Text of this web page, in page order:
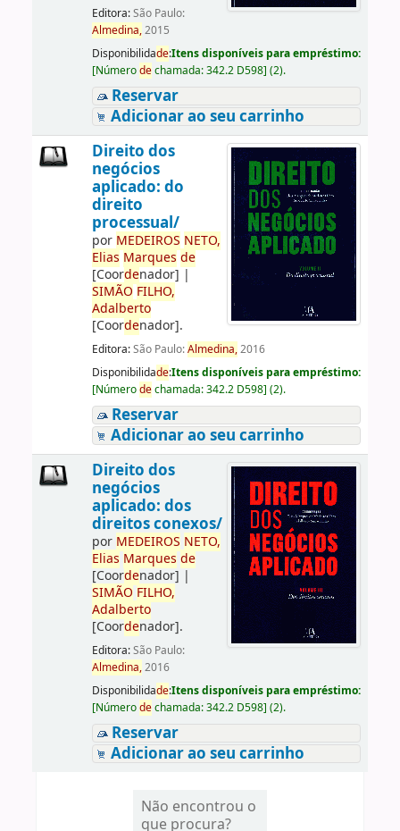
Editora:São Paulo:
Almedina,2015
Disponibilidade:Itens disponíveis para empréstimo:
[Númerodechamada:342.2 D598] (2).
Reservar
Adicionar ao seu carrinho
Direito dos
negócios
aplicado: do
direito
processual/
por MEDEIROS NETO,
Elias Marques de
[Coordenador] |
SIMÃO FILHO,
Adalberto
[Coordenador].
Editora:São Paulo:Almedina,2016
Disponibilidade:Itens disponíveis para empréstimo:
[Númerodechamada:342.2 D598] (2).
Reservar
Adicionar ao seu carrinho
Direito dos
negócios
aplicado: dos
direitos conexos/
por MEDEIROS NETO,
Elias Marques de
[Coordenador] |
SIMÃO FILHO,
Adalberto
[Coordenador].
Editora:São Paulo:
Almedina,2016
Disponibilidade:Itens disponíveis para empréstimo:
[Númerodechamada:342.2 D598] (2).
Reservar
Adicionar ao seu carrinho
Não encontrou o
que procura?